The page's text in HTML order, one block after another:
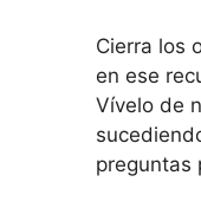
Cierra los
en ese
Vívelo de
preguntas